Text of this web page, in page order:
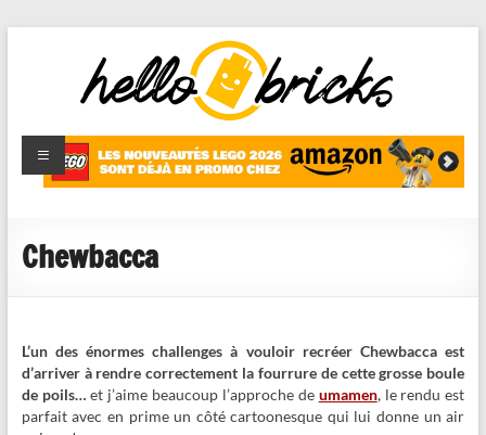
HelloBricks
Blog LEGO,
nouveaut�s
reviews
Chewbacca
L’un des énormes challenges à vouloir recréer Chewbacca est
d’arriver à rendre correctement la fourrure de cette grosse boule
de poils… et j’aime beaucoup l’approche de umamen, le rendu est
parfait avec en prime un côté cartoonesque qui lui donne un air